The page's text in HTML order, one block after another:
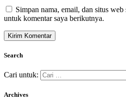
Simpan nama, email, dan situs web
untuk komentar saya berikutnya.
Search
Cari untuk:
Archives